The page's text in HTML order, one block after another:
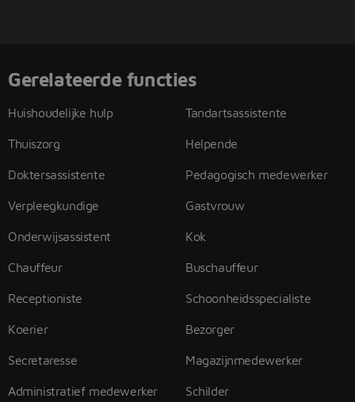
Gerelateerde functies
Huishoudelijke hulp
Thuiszorg
Doktersassistente
Verpleegkundige
Onderwijsassistent
Chauffeur
Receptioniste
Koerier
Secretaresse
Administratief medewerker
Tandartsassistente
Helpende
Pedagogisch medewerker
Gastvrouw
Kok
Buschauffeur
Schoonheidsspecialiste
Bezorger
Magazijnmedewerker
Schilder